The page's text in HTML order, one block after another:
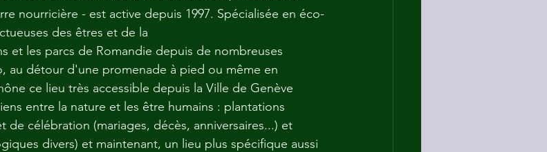
nourricière - est active depuis 1997. Spécialisée en éco-
des êtres et de la
et les parcs de Romandie depuis de nombreuses
au détour d'une promenade à pied ou même en
ce lieu très accessible depuis la Ville de Genève
entre la nature et les être humains : plantations
de célébration (mariages, décès, anniversaires...) et
divers) et maintenant, un lieu plus spécifique aussi